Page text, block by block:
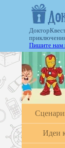
Пишите нам
Идеи